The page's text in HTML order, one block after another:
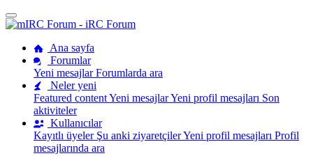
Ana sayfa
Forumlar
Yeni mesajlarForumlarda ara
Neler yeni
Featured contentYeni mesajlarYeni profil mesajları Son
aktiviteler
Kullanıcılar
Kayıtlı üyeler Şu anki ziyaretçilerYeni profil mesajları Profil
mesajlarında ara